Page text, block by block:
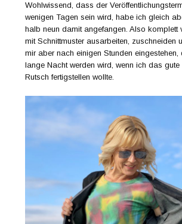
Wohlwissend, dass der
wenigen Tagen sein wird, habe ich gleich
halb neun damit angefangen. Also komplett
mit Schnittmuster ausarbeiten, zuschneiden
mir aber nach einigen Stunden
lange Nacht werden wird, wenn ich das gute
Rutsch fertigstellen wollte.